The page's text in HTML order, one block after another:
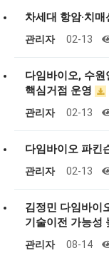
차세대 항암·치
관리자 02-13
다임바이오, 수
핵심거점 운영
관리자 02-13
다임바이오 파킨
관리자 02-13
김정민 다임바이
기술이전 가능성
관리자 08-14